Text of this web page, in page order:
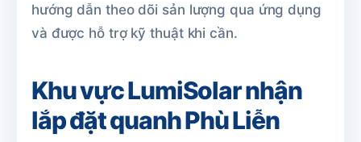
hướng dẫn theo dõi sản lượng qua ứng dụng
và được hỗ trợ kỹ thuật khi cần.
Khu vực LumiSolar nhận
lắp đặt quanh Phù Liễn